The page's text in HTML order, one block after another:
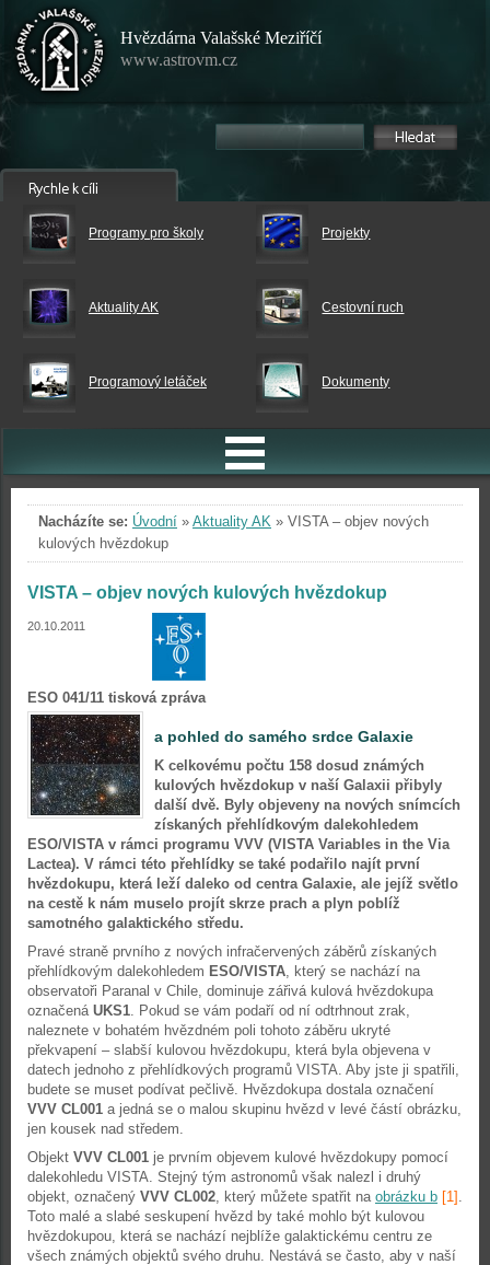
Hvězdárna Valašské Meziříčí
www.astrovm.cz
Programy pro školy Projekty
Aktuality AK Cestovní ruch
Programový letáček Dokumenty
Nacházíte se: Úvodní » Aktuality AK » VISTA – objev nových
kulových hvězdokup
VISTA – objev nových kulových hvězdokup
20.10.2011
ESO 041/11 tisková zpráva
a pohled do samého srdce Galaxie
K celkovému počtu 158 dosud známých
kulových hvězdokup v naší Galaxii přibyly
další dvě. Byly objeveny na nových snímcích
získaných přehlídkovým dalekohledem
ESO/VISTA v rámci programu VVV (VISTA Variables in the Via
Lactea). V rámci této přehlídky se také podařilo najít první
hvězdokupu, která leží daleko od centra Galaxie, ale jejíž světlo
na cestě k nám muselo projít skrze prach a plyn poblíž
samotného galaktického středu.
Pravé straně prvního z nových infračervených záběrů získaných
přehlídkovým dalekohledem ESO/VISTA, který se nachází na
observatoři Paranal v Chile, dominuje zářivá kulová hvězdokupa
označená UKS1. Pokud se vám podaří od ní odtrhnout zrak,
naleznete v bohatém hvězdném poli tohoto záběru ukryté
překvapení – slabší kulovou hvězdokupu, která byla objevena v
datech jednoho z přehlídkových programů VISTA. Aby jste ji spatřili,
budete se muset podívat pečlivě. Hvězdokupa dostala označení
VVV CL001 a jedná se o malou skupinu hvězd v levé částí obrázku,
jen kousek nad středem.
Objekt VVV CL001 je prvním objevem kulové hvězdokupy pomocí
dalekohledu VISTA. Stejný tým astronomů však nalezl i druhý
objekt, označený VVV CL002, který můžete spatřit na obrázku b [1] .
Toto malé a slabé seskupení hvězd by také mohlo být kulovou
hvězdokupou, která se nachází nejblíže galaktickému centru ze
všech známých objektů svého druhu. Nestává se často, aby v naší